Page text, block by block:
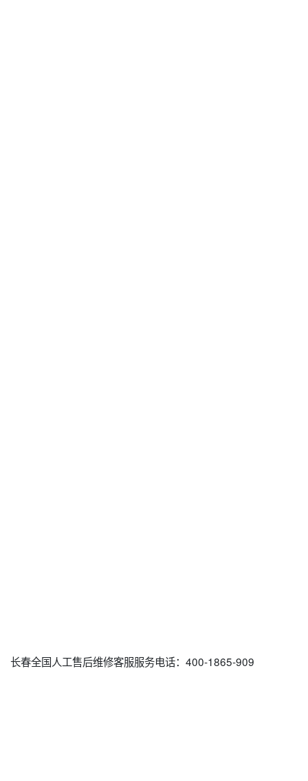
长春全国人工售后维修客服服务电话：400-1865-909